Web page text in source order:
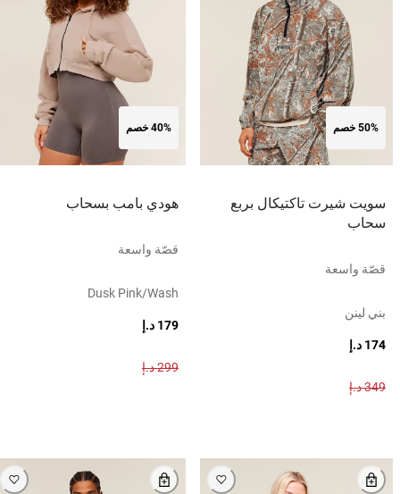
50% خصم
سويت شيرت تاكتيكال بربع
سحاب
قصّة واسعة
بني لينن
174 د.إ
349 د.إ
40% خصم
هودي بامب بسحاب
قصّة واسعة
Dusk Pink/wash
179 د.إ
299 د.إ